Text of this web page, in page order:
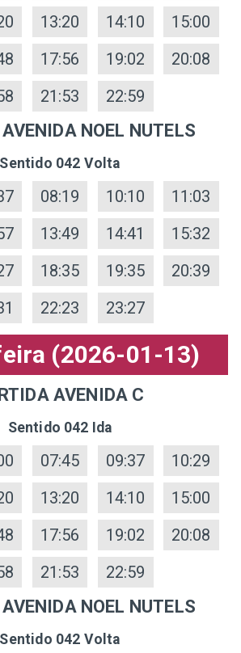
13:20 14:10
15:00
17:56 19:02
20:08
21:53 22:59
NOEL NUTELS
Sentido 042 Volta
08:19 10:10
11:03
13:49 14:41
15:32
18:35 19:35
20:39
22:23 23:27
(2026-01-13)
AVENIDA C
Sentido 042 Ida
07:45 09:37
10:29
13:20 14:10
15:00
17:56 19:02
20:08
21:53 22:59
NOEL NUTELS
Sentido 042 Volta